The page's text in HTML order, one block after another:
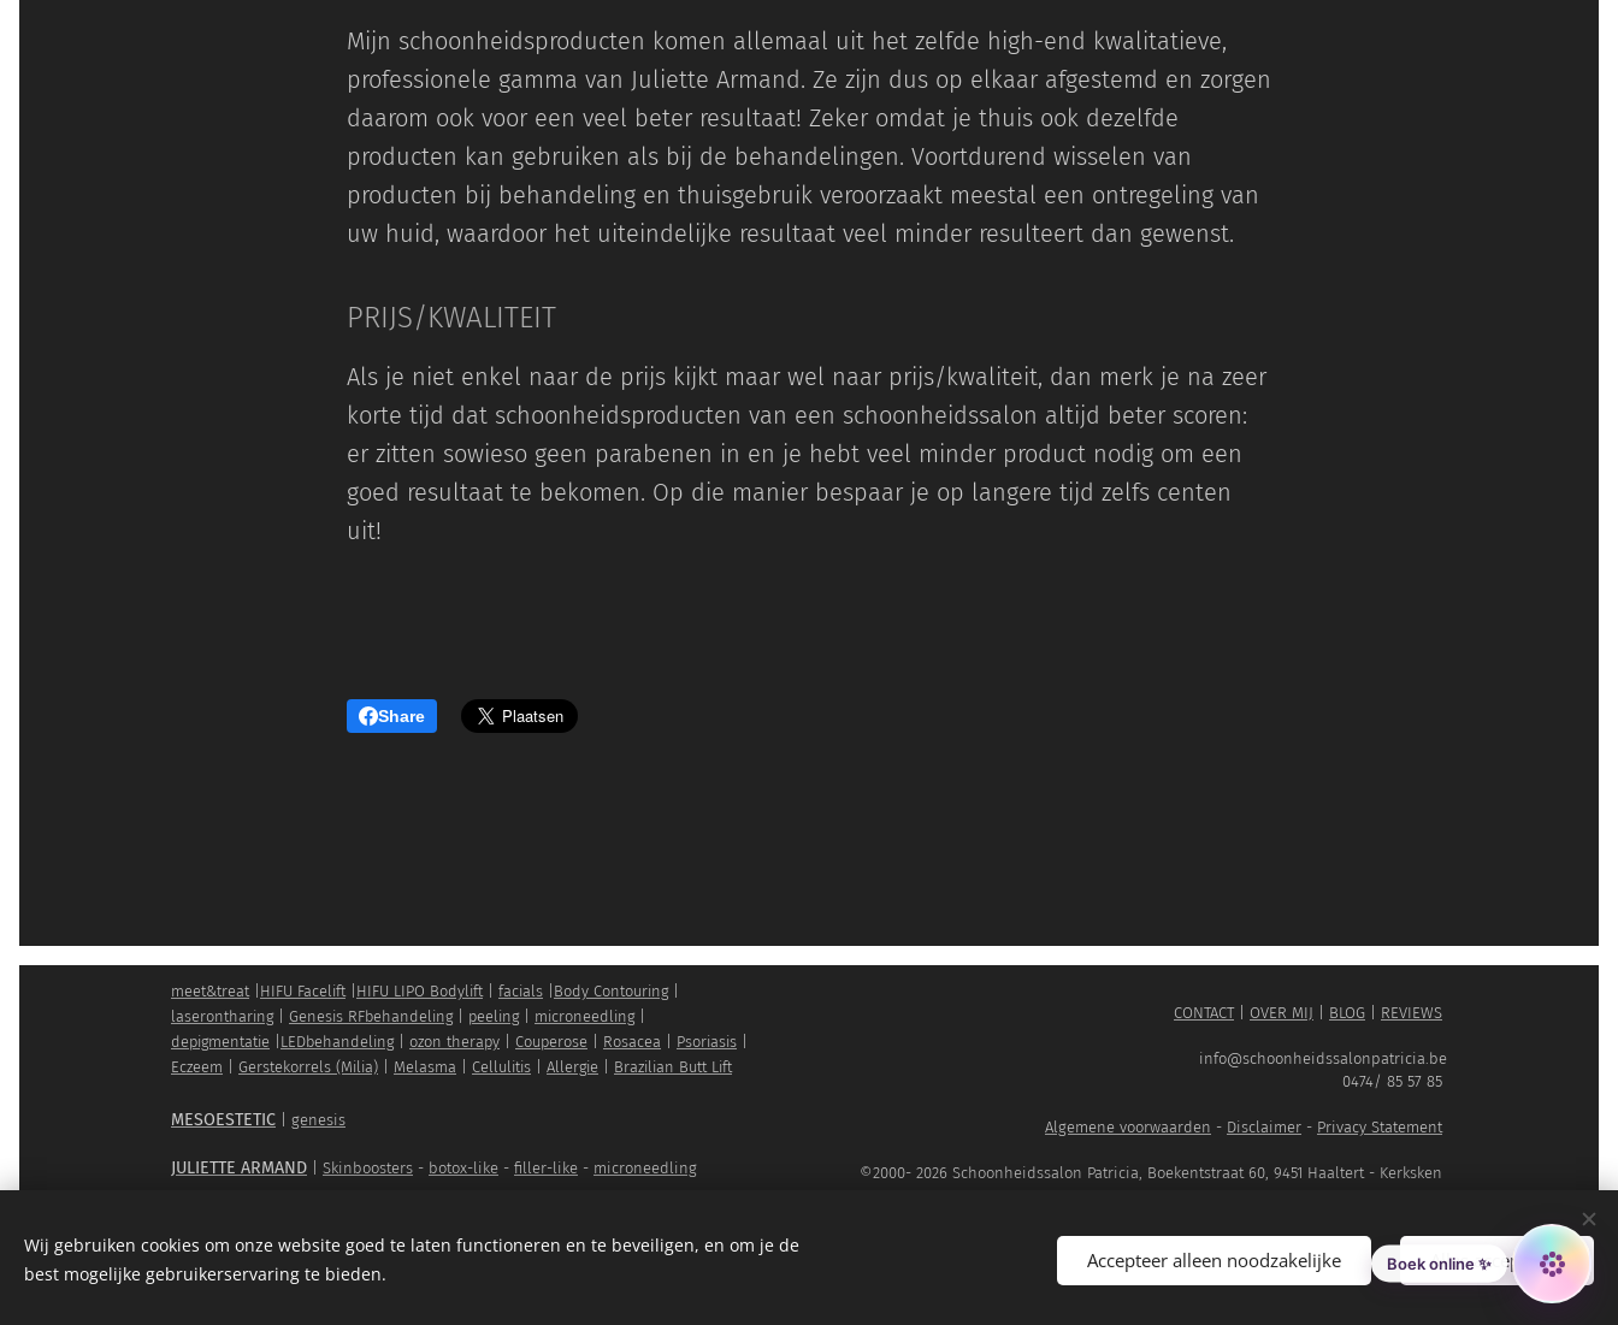
Mijn schoonheidsproducten komen allemaal uit het zelfde high-end kwalitatieve,
professionele gamma van Juliette Armand. Ze zijn dus op elkaar afgestemd en zorgen
daarom ook voor een veel beter resultaat! Zeker omdat je thuis ook dezelfde
producten kan gebruiken als bij de behandelingen. Voortdurend wisselen van
producten bij behandeling en thuisgebruik veroorzaakt meestal een ontregeling van
uw huid, waardoor het uiteindelijke resultaat veel minder resulteert dan gewenst.
PRIJS/KWALITEIT
Als je niet enkel naar de prijs kijkt maar wel naar prijs/kwaliteit, dan merk je na zeer
korte tijd dat schoonheidsproducten van een schoonheidssalon altijd beter scoren:
er zitten sowieso geen parabenen in en je hebt veel minder product nodig om een
goed resultaat te bekomen. Op die manier bespaar je op langere tijd zelfs centen
uit!
Share
meet&treat| HIFU Facelift| HIFU LIPO Bodylift| facials Body Contouring|
laserontharing| Genesis RFbehandeling| peeling| microneedling|
depigmentatie
LEDbehandeling| ozon therapy Couperose Rosacea Psoriasis
Eczeem
Gerstekorrels (Milia) Melasma Cellulitis Allergie Brazilian Butt Lift
MESOESTETIC genesis
JULIETTE ARMAND Skinboosters - botox-like - filler-like - microneedling
SKIN CLINIC SKIN SHOP BOTH COSMETICS
CONTACT| OVER MIJ BLOG REVIEWS
info@schoonheidssalonpatricia.be
0474/ 85 57 85
Algemene voorwaarden - Disclaimer - Privacy Statement
©2000- 2026 Schoonheidssalon Patricia, Boekentstraat 60, 9451 Haaltert - Kerksken
Wij gebruiken cookies om onze website goed te laten functioneren en te beveiligen, en om je de
best mogelijke gebruikerservaring te bieden.
Accepteer alleen noodzakelijke Alles accepteren
Boek online ✨